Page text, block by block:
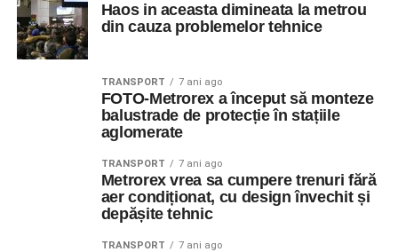
Haos in aceasta dimineata la metrou
din cauza problemelor tehnice
TRANSPORT 7 ani ago
FOTO-Metrorex a început să monteze
balustrade de protecție în stațiile
aglomerate
TRANSPORT 7 ani ago
Metrorex vrea sa cumpere trenuri fără
aer condiționat, cu design învechit și
depășite tehnic
TRANSPORT 7 ani ago